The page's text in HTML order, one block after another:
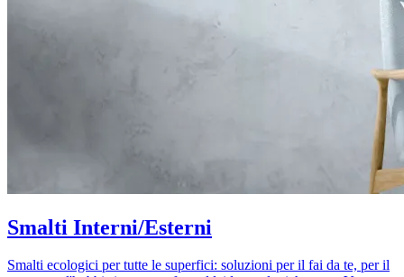
Smalti Interni/Esterni
Smalti ecologici per tutte le superfici: soluzioni per il fai da te, per il